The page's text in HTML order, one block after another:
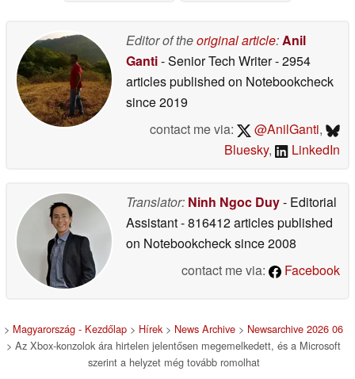
Editor of theoriginal article:Anil
Ganti- Senior Tech Writer- 2954
articles published on Notebookcheck
since 2019
contact me via:
@AnilGanti,
Bluesky, LinkedIn
Translator: Ninh Ngoc Duy- Editorial
Assistant- 816412 articles published
on Notebookchecksince 2008
contact me via:
Facebook
> Magyarország - Kezdőlap > Hírek> News Archive > Newsarchive 2026 06
> Az Xbox-konzolok ára hirtelen jelentősen megemelkedett, és a Microsoft
szerint a helyzet még tovább romolhat